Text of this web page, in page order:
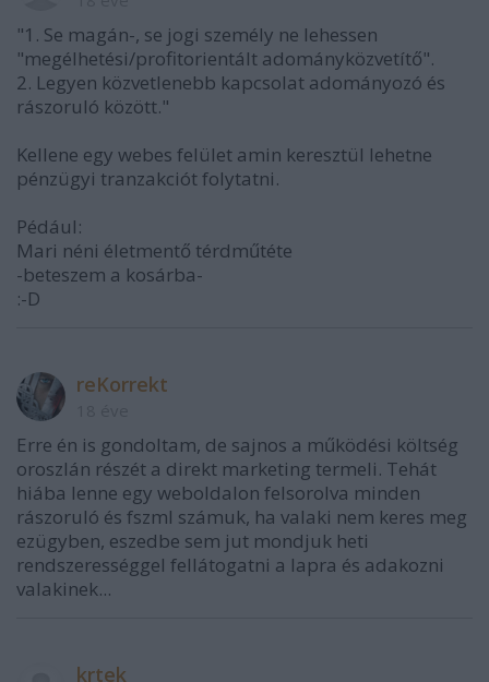
"1. Se magán-, se jogi személy ne lehessen
"megélhetési/profitorientált adományközvetítő".
2. Legyen közvetlenebb kapcsolat adományozó és
rászoruló között."
Kellene egy webes felület amin keresztül lehetne
pénzügyi tranzakciót folytatni.
Pédául:
Mari néni életmentő térdműtéte
-beteszem a kosárba-
:-D
reKorrekt
Erre én is gondoltam, de sajnos a működési költség
oroszlán részét a direkt marketing termeli. Tehát
hiába lenne egy weboldalon felsorolva minden
rászoruló és fszml számuk, ha valaki nem keres meg
ezügyben, eszedbe sem jut mondjuk heti
rendszerességgel fellátogatni a lapra és adakozni
valakinek...
krtek